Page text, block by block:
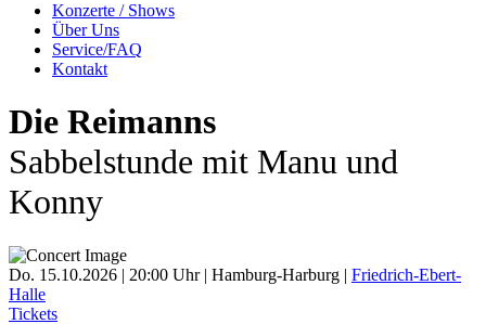
Konzerte / Shows
Über Uns
Service/FAQ
Kontakt
Die Reimanns
Sabbelstunde mit Manu und
Konny
Do. 15.10.2026 | 20:00 Uhr | Hamburg-Harburg | Friedrich-Ebert-
Halle
Tickets